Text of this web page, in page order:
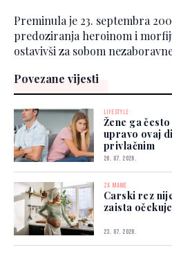
Preminula je 23. septembra
predoziranja heroinom i
ostavivši za sobom
Povezane vijesti
LIFESTYLE
Žene ga
upravo ovaj
privlačnim
26. 07. 2026.
ZA MAME
Carski rez
zaista
23. 07. 2026.